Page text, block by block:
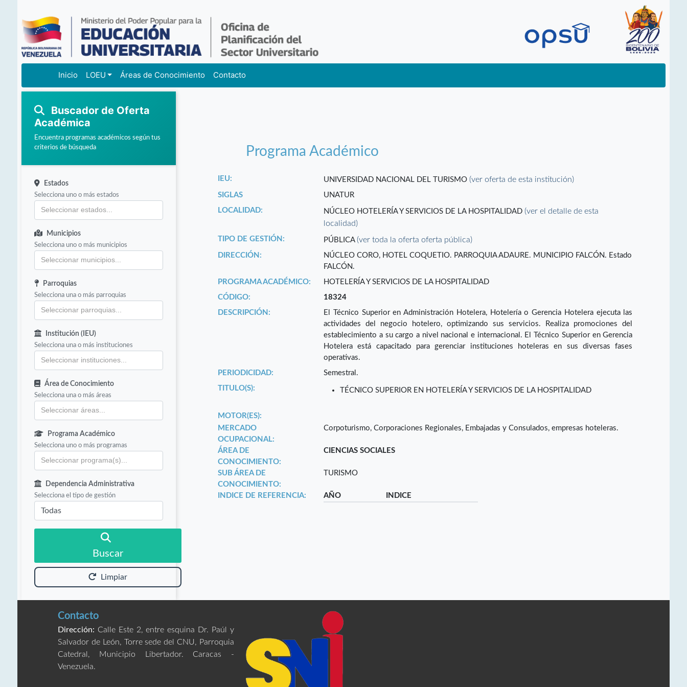
Inicio LOEU Áreas de Conocimiento Contacto
Buscador de Oferta
Académica
Encuentra programas académicos según tus
criterios de búsqueda
Estados
Selecciona uno o más estados
Municipios
Selecciona uno o más municipios
Parroquias
Selecciona una o más parroquias
Institución (IEU)
Selecciona una o más instituciones
Área de Conocimiento
Selecciona una o más áreas
Programa Académico
Selecciona uno o más programas
Dependencia Administrativa
Selecciona el tipo de gestión
Buscar
Limpiar
Programa Académico
IEU: UNIVERSIDAD NACIONAL DEL TURISMO(ver oferta de esta institución)
SIGLAS
UNATUR
LOCALIDAD:
NÚCLEO HOTELERÍA Y SERVICIOS DE LA HOSPITALIDAD(ver el detalle de esta
localidad)
TIPO DE GESTIÓN: PÚBLICA(ver toda la oferta oferta pública)
DIRECCIÓN:
NÚCLEO CORO, HOTEL COQUETIO. PARROQUIA ADAURE. MUNICIPIO FALCÓN. Estado
FALCÓN.
PROGRAMA ACADÉMICO:
HOTELERÍA Y SERVICIOS DE LA HOSPITALIDAD
CÓDIGO:
18324
DESCRIPCIÓN:
El Técnico Superior en Administración Hotelera, Hotelería o Gerencia Hotelera ejecuta las
actividades del negocio hotelero, optimizando sus servicios. Realiza promociones del
establecimiento a su cargo a nivel nacional e internacional. El Técnico Superior en Gerencia
Hotelera está capacitado para gerenciar instituciones hoteleras en sus diversas fases
operativas.
PERIODICIDAD:
Semestral.
TITULO(S):
TÉCNICO SUPERIOR EN HOTELERÍA Y SERVICIOS DE LA HOSPITALIDAD
MOTOR(ES):
MERCADO
OCUPACIONAL:
Corpoturismo, Corporaciones Regionales, Embajadas y Consulados, empresas hoteleras.
ÁREA DE
CONOCIMIENTO:
CIENCIAS SOCIALES
SUB ÁREA DE
CONOCIMIENTO:
TURISMO
INDICE DE REFERENCIA: AÑO INDICE
Contacto
Dirección: Calle Este 2, entre esquina Dr. Paúl y
Salvador de León, Torre sede del CNU, Parroquia
Catedral, Municipio Libertador. Caracas -
Venezuela.